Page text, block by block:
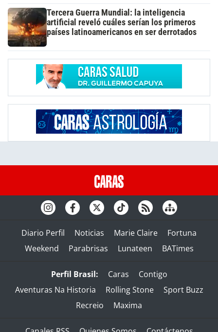
Tercera Guerra Mundial: la inteligencia
artificial reveló cuáles serían los primeros
países latinoamericanos en ser derrotados
Diario Perfil Noticias Marie Claire
Fortuna
Weekend
Parabrisas Lunateen BATimes
Perfil Brasil: Caras
Contigo
Aventuras Na Historia
Rolling Stone
Sport Buzz
Recreio
Maxima